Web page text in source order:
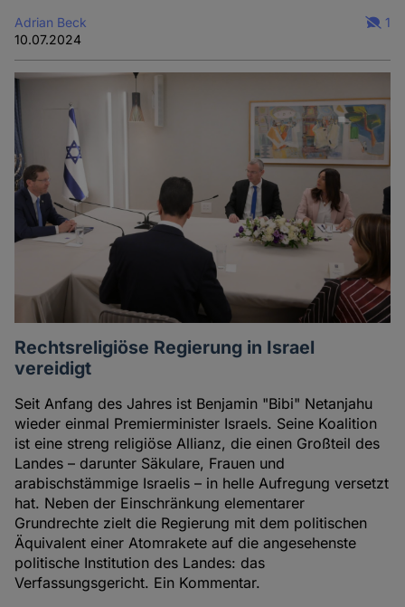
Adrian Beck
10.07.2024
1
Rechtsreligiöse Regierung in Israel
vereidigt
Seit Anfang des Jahres ist Benjamin "Bibi" Netanjahu
wieder einmal Premierminister Israels. Seine Koalition
ist eine streng religiöse Allianz, die einen Großteil des
Landes – darunter Säkulare, Frauen und
arabischstämmige Israelis – in helle Aufregung versetzt
hat. Neben der Einschränkung elementarer
Grundrechte zielt die Regierung mit dem politischen
Äquivalent einer Atomrakete auf die angesehenste
politische Institution des Landes: das
Verfassungsgericht. Ein Kommentar.